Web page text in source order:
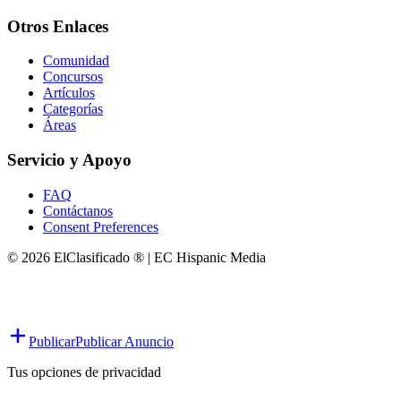
Otros Enlaces
Comunidad
Concursos
Artículos
Categorías
Áreas
Servicio y Apoyo
FAQ
Contáctanos
Consent Preferences
© 2026 ElClasificado ® | EC Hispanic Media
PublicarPublicar Anuncio
Tus opciones de privacidad